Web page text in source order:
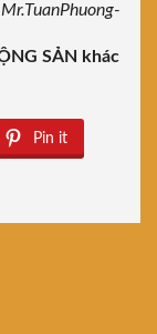
SẢN khác
Pin it